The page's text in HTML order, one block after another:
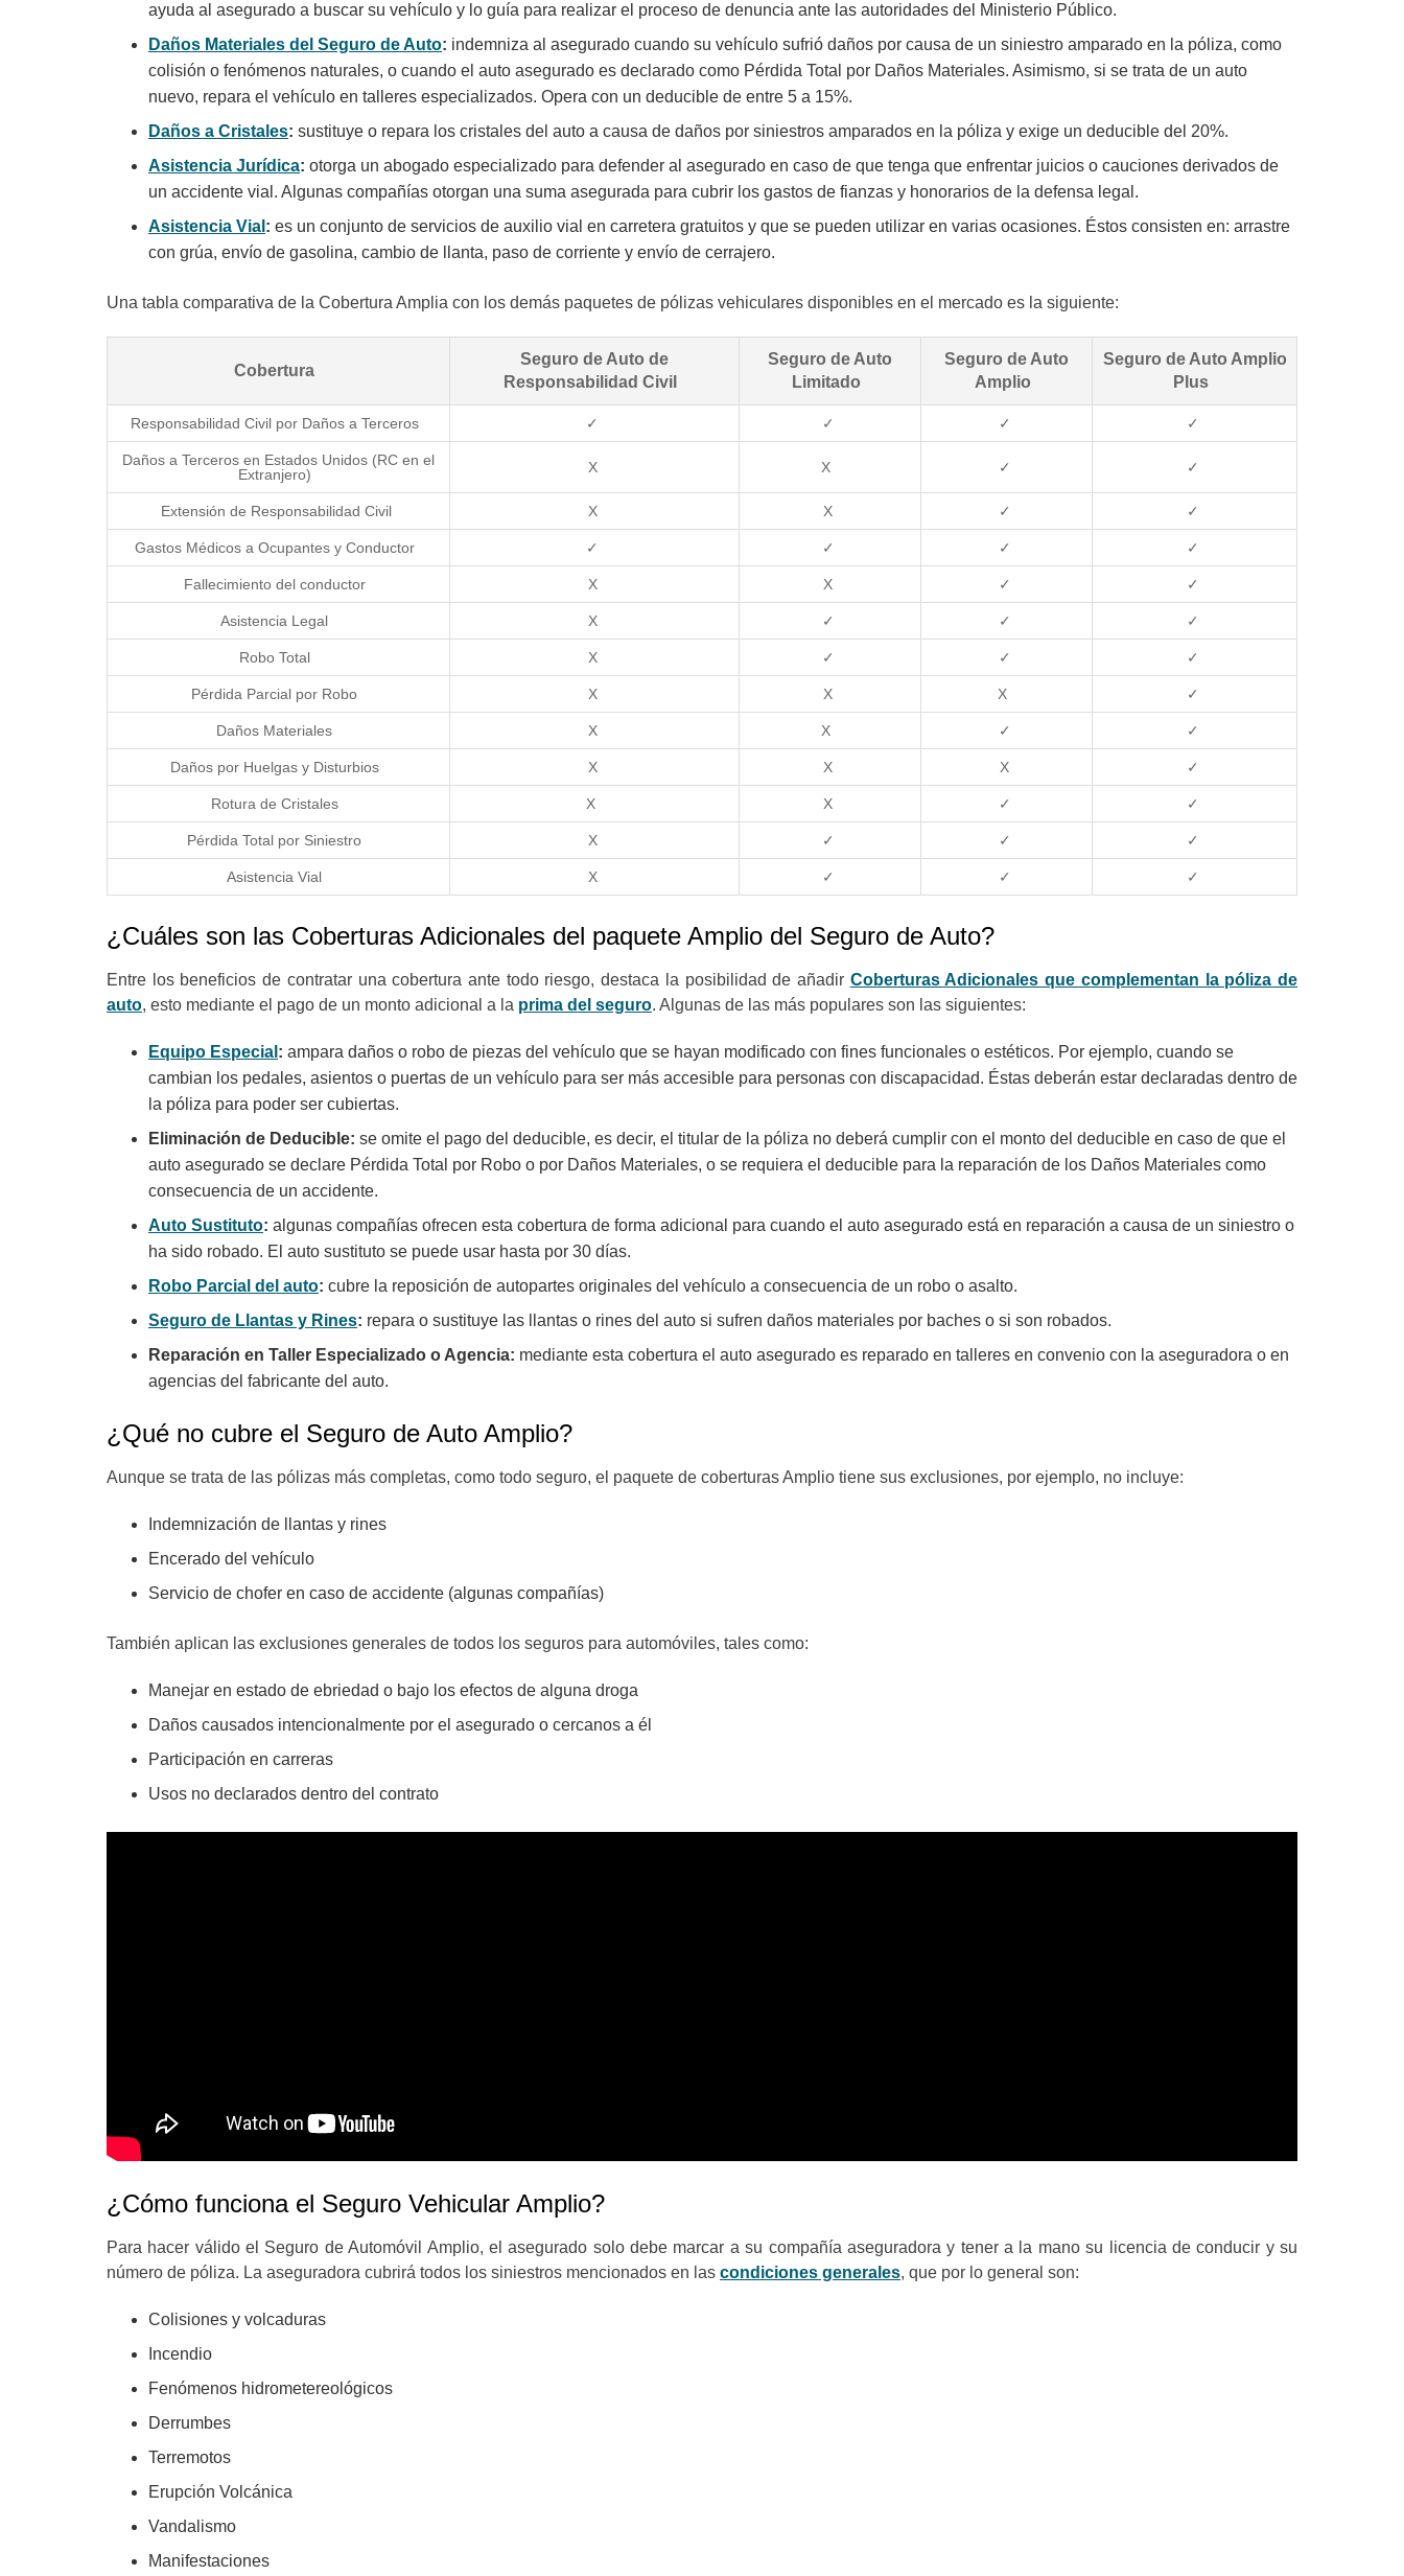
ayuda al asegurado a buscar su vehículo y lo guía para realizar el proceso de denuncia ante las autoridades del Ministerio Público.
Daños Materiales del Seguro de Auto: indemniza al asegurado cuando su vehículo sufrió daños por causa de un siniestro amparado en la póliza, como
colisión o fenómenos naturales, o cuando el auto asegurado es declarado como Pérdida Total por Daños Materiales. Asimismo, si se trata de un auto
nuevo, repara el vehículo en talleres especializados. Opera con un deducible de entre 5 a 15%.
Daños a Cristales: sustituye o repara los cristales del auto a causa de daños por siniestros amparados en la póliza y exige un deducible del 20%.
Asistencia Jurídica: otorga un abogado especializado para defender al asegurado en caso de que tenga que enfrentar juicios o cauciones derivados de
un accidente vial. Algunas compañías otorgan una suma asegurada para cubrir los gastos de fianzas y honorarios de la defensa legal.
Asistencia Vial : es un conjunto de servicios de auxilio vial en carretera gratuitos y que se pueden utilizar en varias ocasiones. Éstos consisten en: arrastre
con grúa, envío de gasolina, cambio de llanta, paso de corriente y envío de cerrajero.
Una tabla comparativa de la Cobertura Amplia con los demás paquetes de pólizas vehiculares disponibles en el mercado es la siguiente:
Cobertura
Seguro de Auto de
Responsabilidad Civil
Seguro de Auto
Limitado
Seguro de Auto
Amplio
Seguro de Auto Amplio
Plus
Responsabilidad Civil por Daños a Terceros ✓ ✓ ✓ ✓
Daños a Terceros en Estados Unidos (RC en el
Extranjero)
X X ✓ ✓
Extensión de Responsabilidad Civil X X ✓ ✓
Gastos Médicos a Ocupantes y Conductor ✓ ✓ ✓ ✓
Fallecimiento del conductor X X ✓ ✓
Asistencia Legal X ✓ ✓ ✓
Robo Total X ✓ ✓ ✓
Pérdida Parcial por Robo X X X ✓
Daños Materiales X X ✓ ✓
Daños por Huelgas y Disturbios X X X ✓
Rotura de Cristales X X ✓ ✓
Pérdida Total por Siniestro X ✓ ✓ ✓
Asistencia Vial X ✓ ✓ ✓
¿Cuáles son las Coberturas Adicionales del paquete Amplio del Seguro de Auto?
Entre los beneficios de contratar una cobertura ante todo riesgo, destaca la posibilidad de añadir Coberturas Adicionales que complementan la póliza de
auto, esto mediante el pago de un monto adicional a la prima del seguro. Algunas de las más populares son las siguientes:
Equipo Especial : ampara daños o robo de piezas del vehículo que se hayan modificado con fines funcionales o estéticos. Por ejemplo, cuando se
cambian los pedales, asientos o puertas de un vehículo para ser más accesible para personas con discapacidad. Éstas deberán estar declaradas dentro de
la póliza para poder ser cubiertas.
Eliminación de Deducible: se omite el pago del deducible, es decir, el titular de la póliza no deberá cumplir con el monto del deducible en caso de que el
auto asegurado se declare Pérdida Total por Robo o por Daños Materiales, o se requiera el deducible para la reparación de los Daños Materiales como
consecuencia de un accidente.
Auto Sustituto: algunas compañías ofrecen esta cobertura de forma adicional para cuando el auto asegurado está en reparación a causa de un siniestro o
ha sido robado. El auto sustituto se puede usar hasta por 30 días.
Robo Parcial del auto: cubre la reposición de autopartes originales del vehículo a consecuencia de un robo o asalto.
Seguro de Llantas y Rines: repara o sustituye las llantas o rines del auto si sufren daños materiales por baches o si son robados.
Reparación en Taller Especializado o Agencia: mediante esta cobertura el auto asegurado es reparado en talleres en convenio con la aseguradora o en
agencias del fabricante del auto.
¿Qué no cubre el Seguro de Auto Amplio?
Aunque se trata de las pólizas más completas, como todo seguro, el paquete de coberturas Amplio tiene sus exclusiones, por ejemplo, no incluye:
Indemnización de llantas y rines
Encerado del vehículo
Servicio de chofer en caso de accidente (algunas compañías)
También aplican las exclusiones generales de todos los seguros para automóviles, tales como:
Manejar en estado de ebriedad o bajo los efectos de alguna droga
Daños causados intencionalmente por el asegurado o cercanos a él
Participación en carreras
Usos no declarados dentro del contrato
¿Cómo funciona el Seguro Vehicular Amplio?
Para hacer válido el Seguro de Automóvil Amplio, el asegurado solo debe marcar a su compañía aseguradora y tener a la mano su licencia de conducir y su
número de póliza. La aseguradora cubrirá todos los siniestros mencionados en las condiciones generales, que por lo general son:
Colisiones y volcaduras
Incendio
Fenómenos hidrometereológicos
Derrumbes
Terremotos
Erupción Volcánica
Vandalismo
Manifestaciones